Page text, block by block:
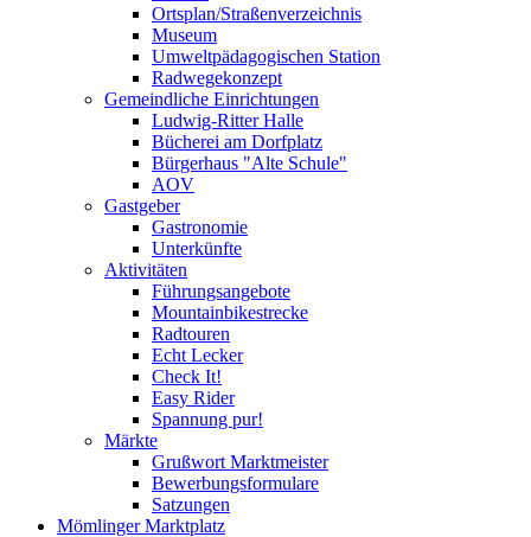
Ortsplan/Straßenverzeichnis
Museum
Umweltpädagogischen Station
Radwegekonzept
Gemeindliche Einrichtungen
Ludwig-Ritter Halle
Bücherei am Dorfplatz
Bürgerhaus "Alte Schule"
AOV
Gastgeber
Gastronomie
Unterkünfte
Aktivitäten
Führungsangebote
Mountainbikestrecke
Radtouren
Echt Lecker
Check It!
Easy Rider
Spannung pur!
Märkte
Grußwort Marktmeister
Bewerbungsformulare
Satzungen
Mömlinger Marktplatz